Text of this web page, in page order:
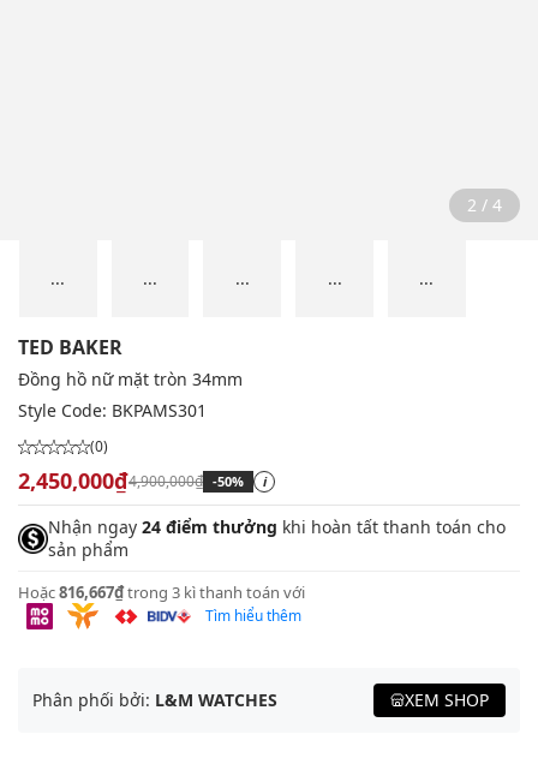
2 / 4
... ... ... ... ...
TED BAKER
Đồng hồ nữ mặt tròn 34mm
Style Code: BKPAMS301
(0)
2,450,000₫4,900,000₫ -50% i
Nhận ngay 24 điểm thưởng khi hoàn tất thanh toán cho
sản phẩm
Hoặc816,667₫trong 3 kì thanh toán với
Tìm hiểu thêm
Phân phối bởi: L&M WATCHES XEM SHOP